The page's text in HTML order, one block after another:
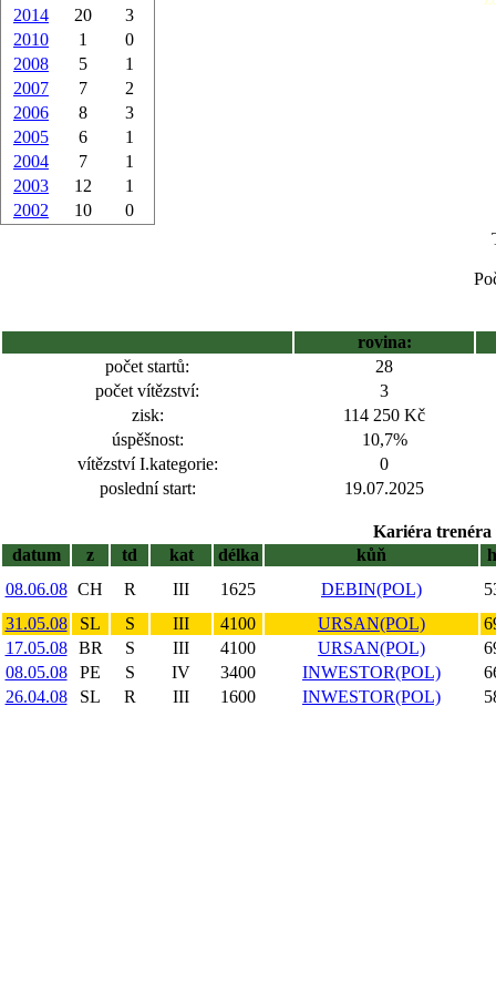
2014
20
3
2010
1
0
2008
5
1
2007
7
2
2006
8
3
2005
6
1
2004
7
1
2003
12
1
2002
10 0
rovina:
počet startů:
28
počet vítězství:
3
zisk:
114 250 Kč
úspěšnost:
10,7%
vítězství I.kategorie:
0
poslední start:
19.07.2025
Kariéra trenéra
datum
z td kat délka kůň
08.06.08 CH R III 1625 DEBIN(POL)
31.05.08
SL S III 4100 URSAN(POL)
17.05.08
BR S III 4100 URSAN(POL)
08.05.08
PE S IV 3400 INWESTOR(POL)
26.04.08
SL R III 1600 INWESTOR(POL)